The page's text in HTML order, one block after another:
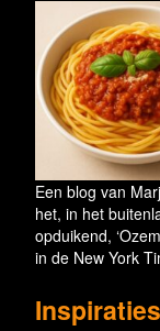
Een blog van
het, in het
opduikend,
in de New York